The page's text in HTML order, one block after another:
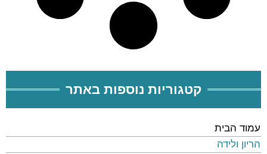
קטגוריות נוספות באתר
עמוד הבית
הריון ולידה